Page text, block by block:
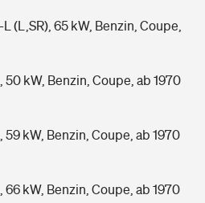
(L,SR), 65 kW, Benzin, Coupe,
kW, Benzin, Coupe, ab 1970
kW, Benzin, Coupe, ab 1970
kW, Benzin, Coupe, ab 1970